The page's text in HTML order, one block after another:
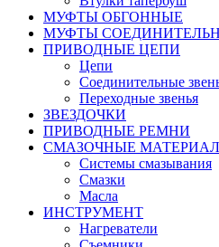
МУФТЫ ОБГОННЫЕ
МУФТЫ
ПРИВОДНЫЕ ЦЕПИ
Цепи
Соединительные
Переходные звенья
ЗВЕЗДОЧКИ
ПРИВОДНЫЕ РЕМНИ
СМАЗОЧНЫЕ
Системы смазывания
Смазки
Масла
ИНСТРУМЕНТ
Нагреватели